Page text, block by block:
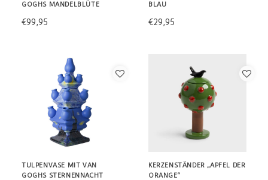
GOGHS MANDELBLÜTE
€99,95
BLAU
€29,95
TULPENVASE MIT VAN
GOGHS STERNENNACHT
KERZENSTÄNDER „APFEL DER
ORANGE“